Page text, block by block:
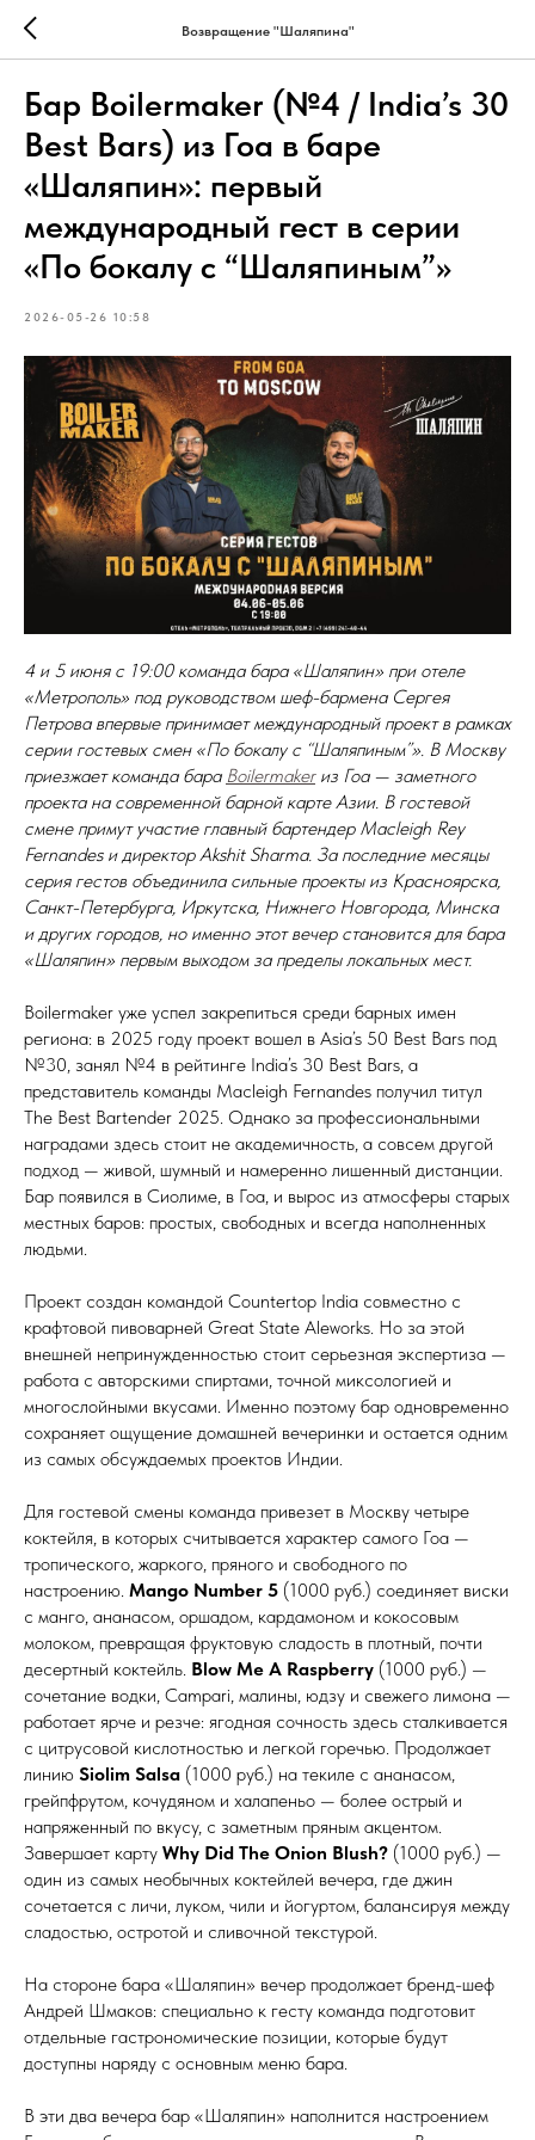
Возвращение "Шаляпина"
Бар Boilermaker (№4 / India’s 30
Best Bars) из Гоа в баре
«Шаляпин»: первый
международный гест в серии
«По бокалу с “Шаляпиным”»
2026-05-26 10:58
4 и 5 июня с 19:00 команда бара «Шаляпин» при отеле
«Метрополь» под руководством шеф-бармена Сергея
Петрова впервые принимает международный проект в рамках
серии гостевых смен «По бокалу с “Шаляпиным”». В Москву
приезжает команда бара Boilermakerиз Гоа — заметного
проекта на современной барной карте Азии. В гостевой
смене примут участие главный бартендер Macleigh Rey
Fernandes и директор Akshit Sharma. За последние месяцы
серия гестов объединила сильные проекты из Красноярска,
Санкт-Петербурга, Иркутска, Нижнего Новгорода, Минска
и других городов, но именно этот вечер становится для бара
«Шаляпин» первым выходом за пределы локальных мест.
Boilermaker уже успел закрепиться среди барных имен
региона: в 2025 году проект вошел в Asia’s 50 Best Bars под
№30, занял №4 в рейтинге India’s 30 Best Bars, а
представитель команды Macleigh Fernandes получил титул
The Best Bartender 2025. Однако за профессиональными
наградами здесь стоит не академичность, а совсем другой
подход — живой, шумный и намеренно лишенный дистанции.
Бар появился в Сиолиме, в Гоа, и вырос из атмосферы старых
местных баров: простых, свободных и всегда наполненных
людьми.
Проект создан командой Countertop India совместно с
крафтовой пивоварней Great State Aleworks. Но за этой
внешней непринужденностью стоит серьезная экспертиза —
работа с авторскими спиртами, точной миксологией и
многослойными вкусами. Именно поэтому бар одновременно
сохраняет ощущение домашней вечеринки и остается одним
из самых обсуждаемых проектов Индии.
Для гостевой смены команда привезет в Москву четыре
коктейля, в которых считывается характер самого Гоа —
тропического, жаркого, пряного и свободного по
настроению. Mango Number 5 (1000 руб.) соединяет виски
с манго, ананасом, оршадом, кардамоном и кокосовым
молоком, превращая фруктовую сладость в плотный, почти
десертный коктейль. Blow Me A Raspberry (1000 руб.) —
сочетание водки, Campari, малины, юдзу и свежего лимона —
работает ярче и резче: ягодная сочность здесь сталкивается
с цитрусовой кислотностью и легкой горечью. Продолжает
линию Siolim Salsa (1000 руб.) на текиле с ананасом,
грейпфрутом, кочудяном и халапеньо — более острый и
напряженный по вкусу, с заметным пряным акцентом.
Завершает карту Why Did The Onion Blush? (1000 руб.) —
один из самых необычных коктейлей вечера, где джин
сочетается с личи, луком, чили и йогуртом, балансируя между
сладостью, остротой и сливочной текстурой.
На стороне бара «Шаляпин» вечер продолжает бренд-шеф
Андрей Шмаков: специально к гесту команда подготовит
отдельные гастрономические позиции, которые будут
доступны наряду с основным меню бара.
В эти два вечера бар «Шаляпин» наполнится настроением